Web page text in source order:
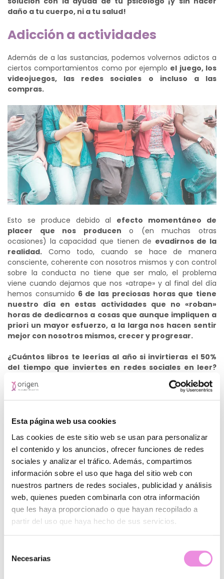
Esta página web usa cookies
Las cookies de este sitio web se usan para personalizar
el contenido y los anuncios, ofrecer funciones de redes
sociales y analizar el tráfico. Además, compartimos
información sobre el uso que haga del sitio web con
nuestros partners de redes sociales, publicidad y análisis
web, quienes pueden combinarla con otra información
que les haya proporcionado o que hayan recopilado a
partir del uso que haya hecho de sus servicios.
Necesarias
daño a tu cuerpo, ni a tu salud!
Adicción a actividades
Además de a las sustancias, podemos volvernos adictos a
ciertos comportamientos como por ejemplo el juego, los
videojuegos, las redes sociales o incluso a las
compras.
Esto se produce debido al efecto momentáneo de
placer que nos producen o (en muchas otras
ocasiones) la capacidad que tienen de evadirnos de la
realidad. Como todo, cuando se hace de manera
consciente, coherente con nosotros mismos y con control
sobre la conducta no tiene que ser malo, el problema
viene cuando dejamos que nos «atrape» y al final del día
hemos consumido 6 de las preciosas horas que tiene
nuestro día en estas actividades que no «roban»
horas de dedicarnos a cosas que aunque impliquen a
priori un mayor esfuerzo, a la larga nos hacen sentir
mejor con nosotros mismos, crecer y progresar.
¿Cuántos libros te leerías al año si invirtieras el 50%
del tiempo que inviertes en redes sociales en leer?
Para poder leer necesitas activar muchas más partes de tu
cerebro que para consumir de manera superficial
contenido de las redes. Es por eso que al principio a tu
potencial beneficio es mucho mayor). Es aquí donde uno
cada momento de su día a día y anteponerse a ese
«yo vago» que todos tenemos dentro y saber cuándo
le permites divertirse un poco y cuando no es
momento para ello.
Psicología y Psiquiatría
adicciones
¿Aprender a ser feliz? Puedes